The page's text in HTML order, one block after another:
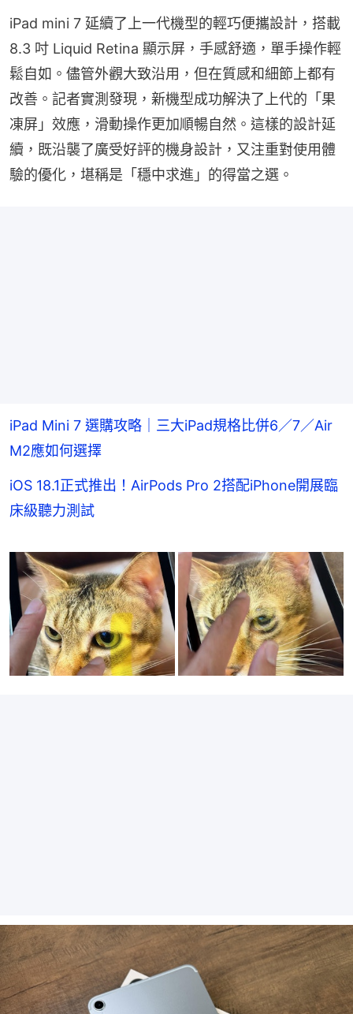
iPad mini 7 延續了上一代機型的輕巧便攜設計，搭載
8.3 吋 Liquid Retina 顯示屏，手感舒適，單手操作輕
鬆自如。儘管外觀大致沿用，但在質感和細節上都有
改善。記者實測發現，新機型成功解決了上代的「果
凍屏」效應，滑動操作更加順暢自然。這樣的設計延
續，既沿襲了廣受好評的機身設計，又注重對使用體
驗的優化，堪稱是「穩中求進」的得當之選。
iPad Mini 7 選購攻略｜三大iPad規格比併6／7／Air
M2應如何選擇
iOS 18.1正式推出！AirPods Pro 2搭配iPhone開展臨
床級聽力測試